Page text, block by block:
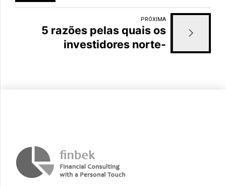
com o CEO da Finbek
PRÓXIMA
5 razões pelas quais os
investidores norte-